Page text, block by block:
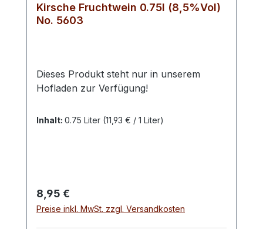
Kirsche Fruchtwein 0.75l (8,5%Vol)
No. 5603
Dieses Produkt steht nur in unserem
Hofladen zur Verfügung!
Inhalt: 0.75 Liter (11,93 € / 1 Liter)
Regulärer Preis:
8,95 €
Preise inkl. MwSt. zzgl. Versandkosten